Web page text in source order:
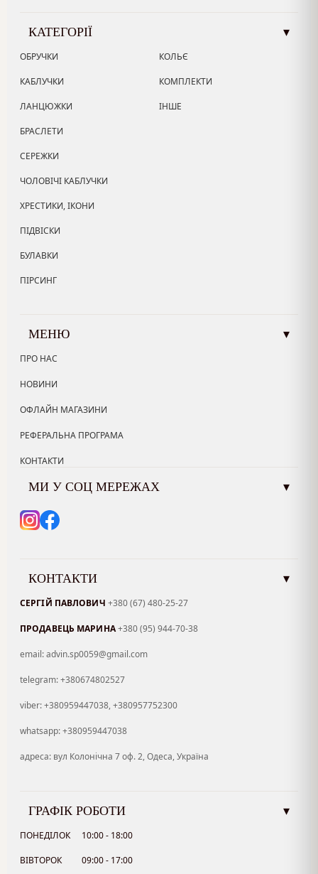
КАТЕГОРІЇ ▾
ОБРУЧКИ
КАБЛУЧКИ
ЛАНЦЮЖКИ
БРАСЛЕТИ
СЕРЕЖКИ
ЧОЛОВІЧІ КАБЛУЧКИ
ХРЕСТИКИ, ІКОНИ
ПІДВІСКИ
БУЛАВКИ
ПІРСИНГ
КОЛЬЄ
КОМПЛЕКТИ
ІНШЕ
МЕНЮ ▾
ПРО НАС
НОВИНИ
ОФЛАЙН МАГАЗИНИ
РЕФЕРАЛЬНА ПРОГРАМА
КОНТАКТИ
МИ У СОЦ МЕРЕЖАХ ▾
КОНТАКТИ ▾
СЕРГІЙ ПАВЛОВИЧ +380 (67) 480-25-27
ПРОДАВЕЦЬ МАРИНА+380 (95) 944-70-38
email: advin.sp0059@gmail.com
telegram: +380674802527
viber: +380959447038, +380957752300
whatsapp: +380959447038
адреса: вул Колонічна 7 оф. 2, Одеса, Україна
ГРАФІК РОБОТИ ▾
ПОНЕДІЛОК 10:00 - 18:00
ВІВТОРОК 09:00 - 17:00